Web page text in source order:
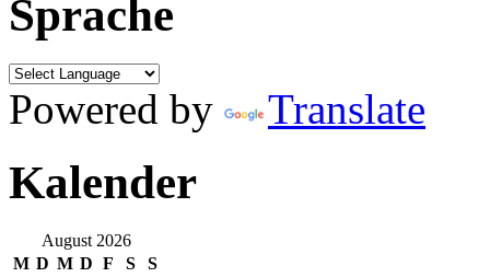
Sprache
Powered by Translate
Kalender
August 2026
M D M D F S
S